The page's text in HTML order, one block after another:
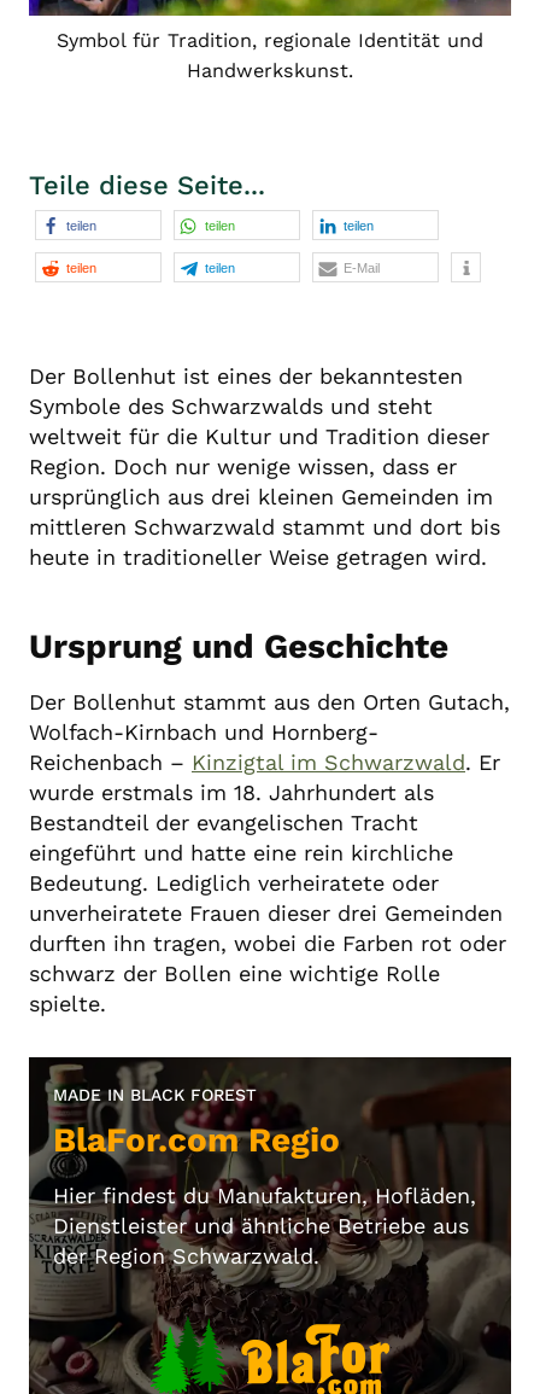
Symbol für Tradition, regionale Identität und
Handwerkskunst.
Teile diese Seite...
teilen teilen teilen
teilen teilen E-Mail
Der Bollenhut ist eines der bekanntesten
Symbole des Schwarzwalds und steht
weltweit für die Kultur und Tradition dieser
Region. Doch nur wenige wissen, dass er
ursprünglich aus drei kleinen Gemeinden im
mittleren Schwarzwald stammt und dort bis
heute in traditioneller Weise getragen wird.
Ursprung und Geschichte
Der Bollenhut stammt aus den Orten Gutach,
Wolfach-Kirnbach und Hornberg-
Reichenbach – Kinzigtal im Schwarzwald. Er
wurde erstmals im 18. Jahrhundert als
Bestandteil der evangelischen Tracht
eingeführt und hatte eine rein kirchliche
Bedeutung. Lediglich verheiratete oder
unverheiratete Frauen dieser drei Gemeinden
durften ihn tragen, wobei die Farben rot oder
schwarz der Bollen eine wichtige Rolle
spielte.
MADE IN BLACK FOREST
BlaFor.com Regio
Hier findest du Manufakturen, Hofläden,
Dienstleister und ähnliche Betriebe aus
der Region Schwarzwald.